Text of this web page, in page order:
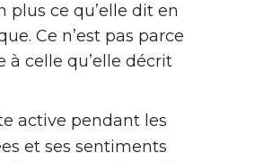
plus ce qu’elle dit en
Ce n’est pas parce
à celle qu’elle décrit
active pendant les
et ses sentiments